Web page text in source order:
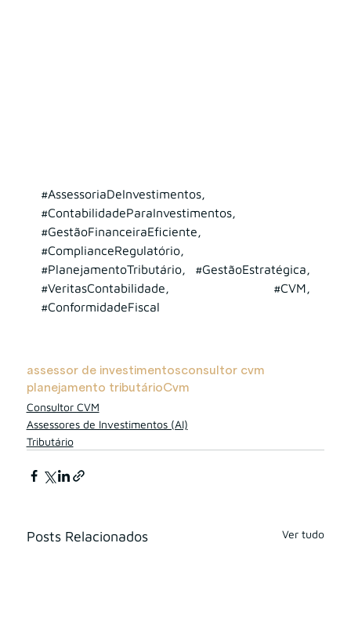
#AssessoriaDeInvestimentos
#ContabilidadeParaInvestimentos
#GestãoFinanceiraEficiente
#ComplianceRegulatório
#PlanejamentoTributário, #GestãoEstratégica
#VeritasContabilidade, #CVM
#ConformidadeFiscal
assessor de investimentosconsultor cvm
planejamento tributárioCvm
Consultor CVM
Assessores de Investimentos (AI)
Tributário
Posts Relacionados Ver tudo